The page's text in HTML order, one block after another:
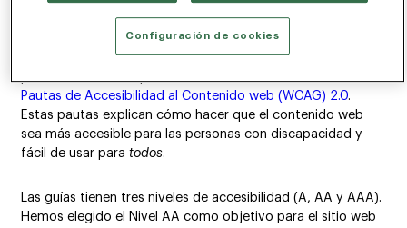
¿Que estamos haciendo?
Para ayudarnos a hacer del sitio webRadancy.com
Pautas de Accesibilidad al Contenido web (WCAG) 2.0.
Estas pautas explican cómo hacer que el contenido web
sea más accesible para las personas con discapacidad y
fácil de usar para todos.
Las guías tienen tres niveles de accesibilidad (A, AA y AAA).
Hemos elegido el Nivel AA como objetivo para el sitio web
Configuración de cookies